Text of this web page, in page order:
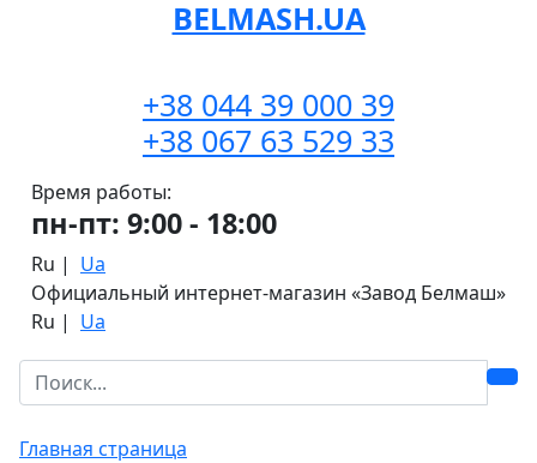
BELMASH.UA
+38 044 39 000 39
+38 067 63 529 33
Время работы:
пн-пт: 9:00 - 18:00
Ru | Ua
Официальный интернет-магазин «Завод Белмаш»
Ru | Ua
Главная страница